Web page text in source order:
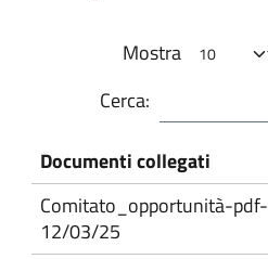
Mostra
Cerca:
Documenti collegati
Comitato_opportunità-pdf-
12/03/25